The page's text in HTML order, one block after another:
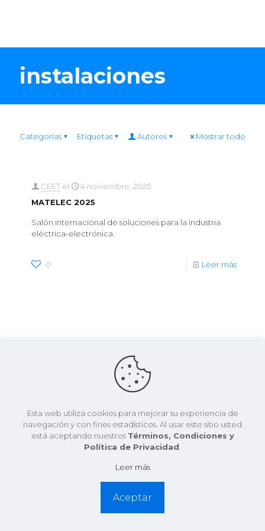
instalaciones
Categorías Etiquetas Autores Mostrar todo
CEET el
4 noviembre, 2025
MATELEC 2025
Salón internacional de soluciones para la industria
eléctrica-electrónica.
0 Leer más
Esta web utiliza cookies para mejorar su experiencia de
navegación y con fines estadísticos. Al usar este sitio usted
está aceptando nuestros Términos, Condiciones y
Política de Privacidad
Leer más
Aceptar